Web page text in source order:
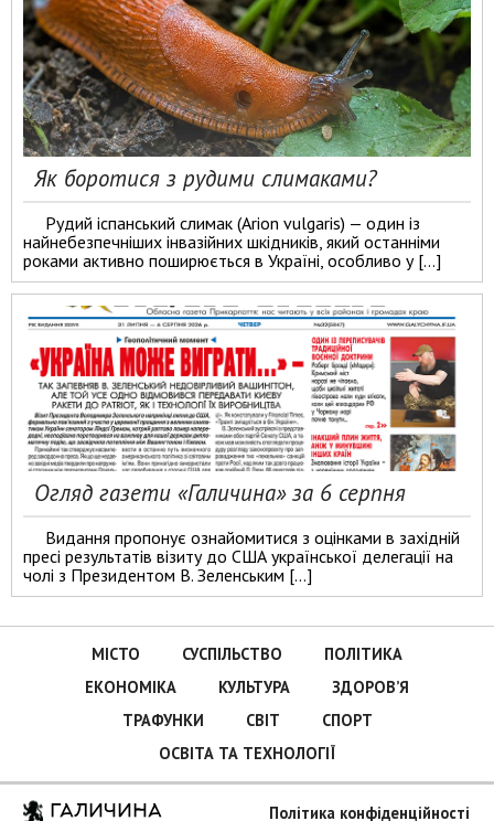
Як боротися з рудими слимаками?
Рудий іспанський слимак (Arion vulgaris) — один із
найнебезпечніших інвазійних шкідників, який останніми
роками активно поширюється в Україні, особливо у […]
Огляд газети «Галичина» за 6 серпня
Видання пропонує ознайомитися з оцінками в західній
пресі результатів візиту до США української делегації на
чолі з Президентом В. Зеленським […]
МІСТО СУСПІЛЬСТВО
ПОЛІТИКА
ЕКОНОМІКА
КУЛЬТУРА
ЗДОРОВ’Я
ТРАФУНКИ
СВІТ
СПОРТ
ОСВІТА ТА ТЕХНОЛОГІЇ
ГАЛИЧИНА Політика конфіденційності